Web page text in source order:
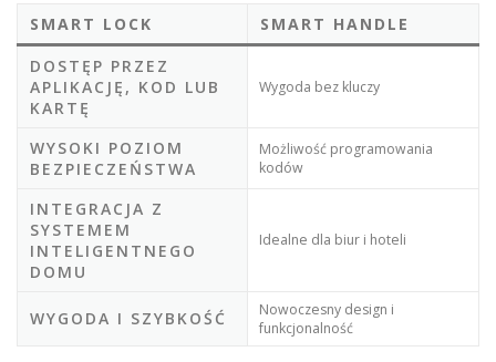
SMART LOCK
SMART HANDLE
DOSTĘP PRZEZ
APLIKACJĘ, KOD LUB
KARTĘ
Wygoda bez kluczy
WYSOKI POZIOM
BEZPIECZEŃSTWA
Możliwość programowania
kodów
INTEGRACJA Z
SYSTEMEM
INTELIGENTNEGO
DOMU
Idealne dla biur i hoteli
WYGODA I SZYBKOŚĆ
Nowoczesny design i
funkcjonalność